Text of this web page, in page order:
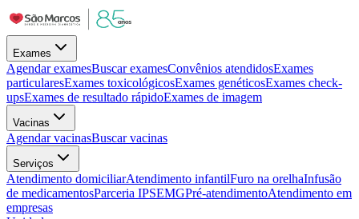
Exames
Agendar examesBuscar examesConvênios atendidosExames
particularesExames toxicológicosExames genéticosExames check-
upsExames de resultado rápidoExames de imagem
Vacinas
Agendar vacinasBuscar vacinas
Serviços
Atendimento domiciliarAtendimento infantilFuro na orelhaInfusão
de medicamentosParceria IPSEMGPré-atendimentoAtendimento em
empresas